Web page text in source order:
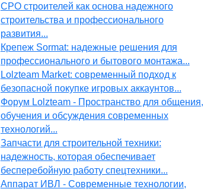
СРО строителей как основа надежного
строительства и профессионального
развития...
Крепеж Sormat: надежные решения для
профессионального и бытового монтажа...
Lolzteam Market: современный подход к
безопасной покупке игровых аккаунтов...
Форум Lolzteam - Пространство для общения,
обучения и обсуждения современных
технологий...
Запчасти для строительной техники:
надежность, которая обеспечивает
бесперебойную работу спецтехники...
Аппарат ИВЛ - Современные технологии,